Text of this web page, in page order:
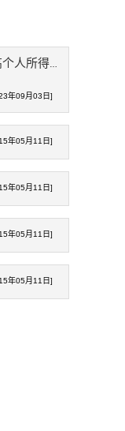
的公告 国家税务...
年09月03日]
年05月11日]
年05月11日]
年05月11日]
年05月11日]